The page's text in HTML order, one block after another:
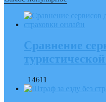
Сравнение
14611